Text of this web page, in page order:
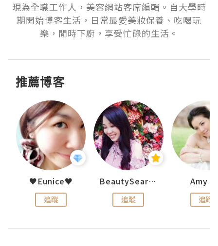
現為全職工作人，美容網站客席編輯。自大學時
期開始博客生活，日常最愛美妝保養、吃喝玩
樂，閒時下廚，享受忙碌的生活。
推薦博客
♥Eunice♥
追蹤
BeautySearch
追蹤
Amy
追蹤